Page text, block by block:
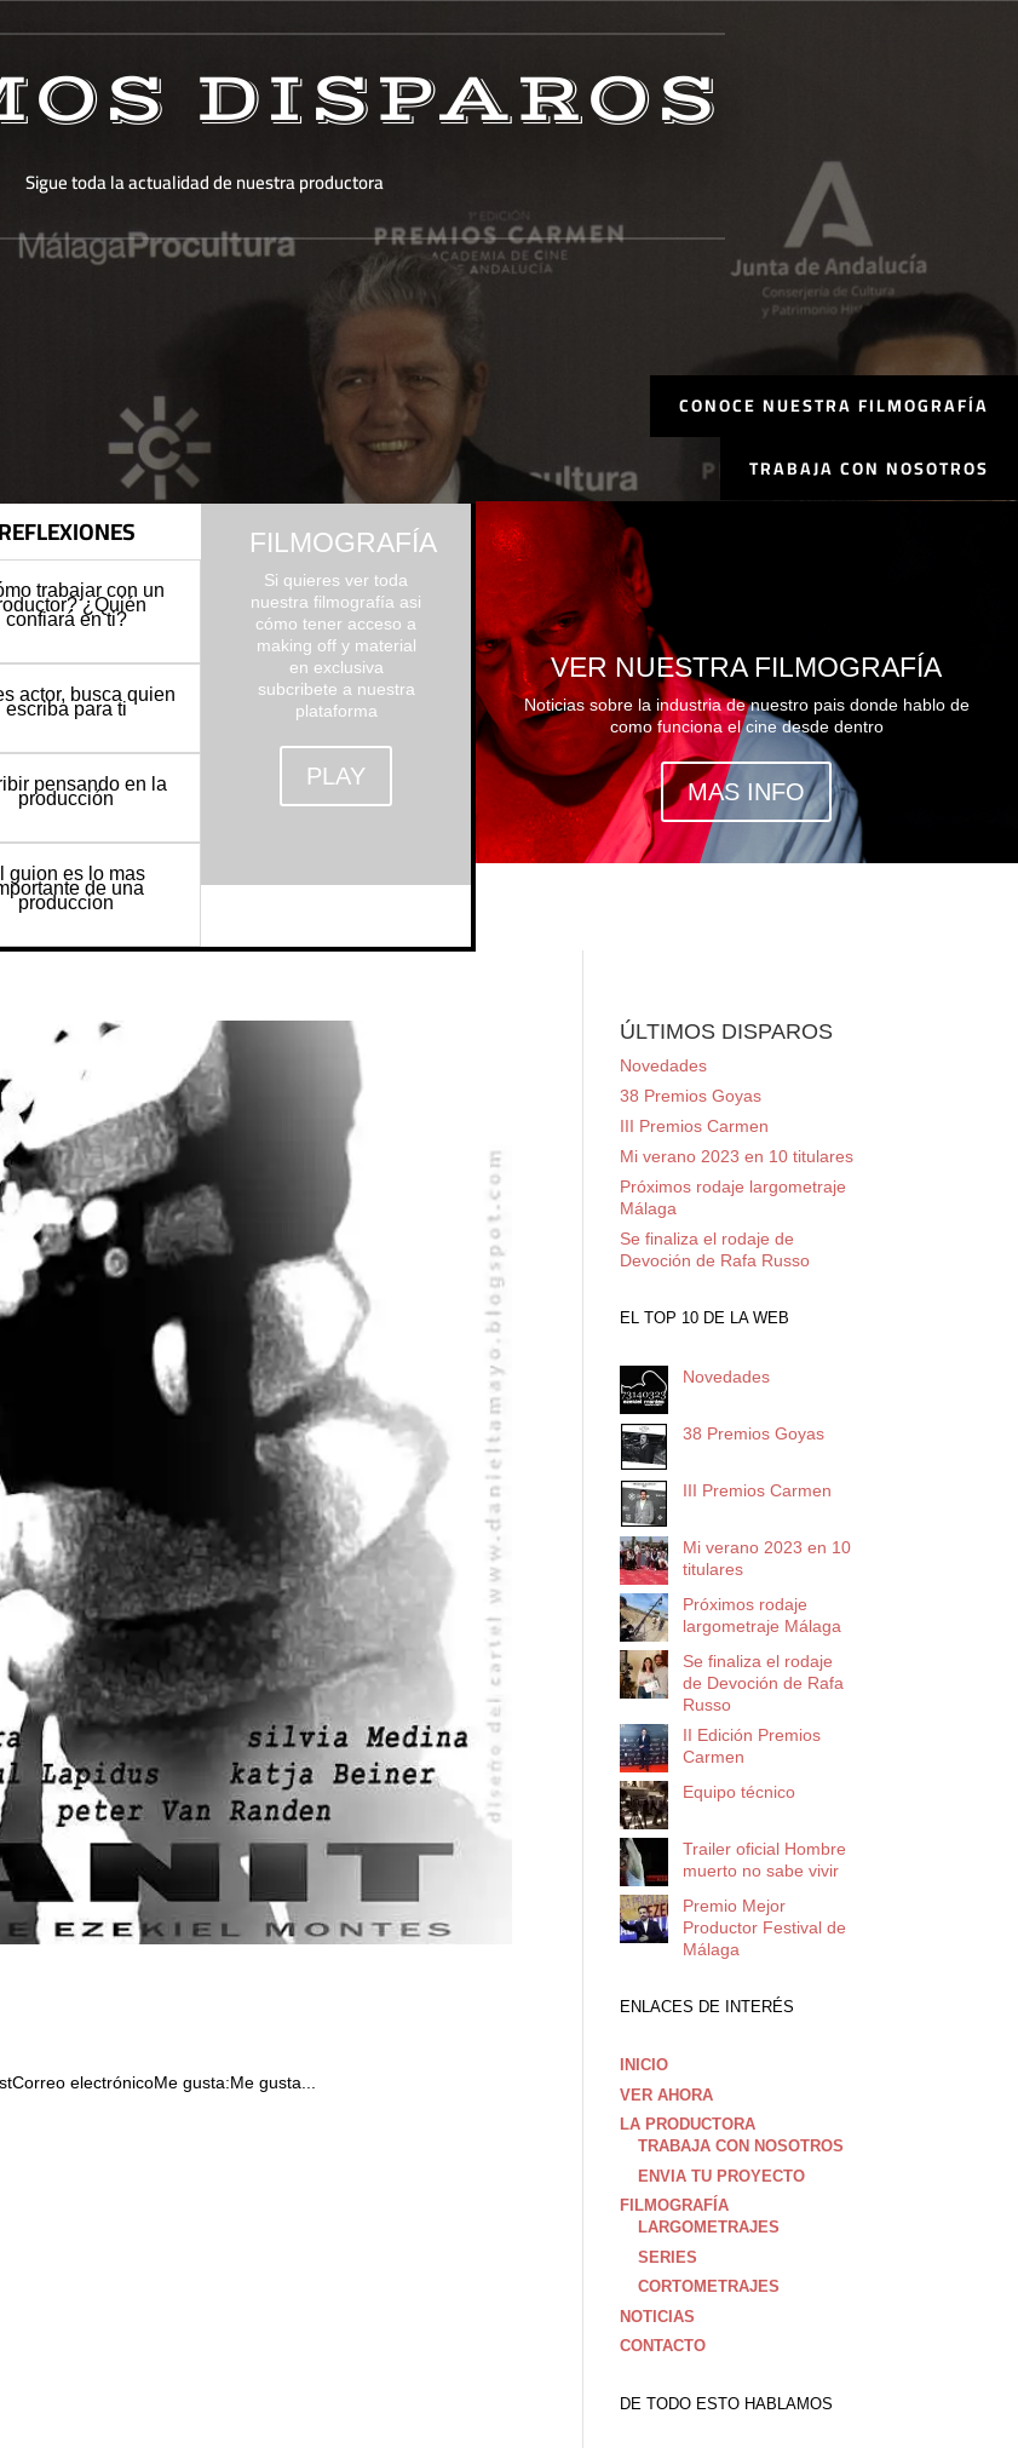
DISPAROS
Sigue toda la actualidad de nuestra productora
REFLEXIONES
trabajar con un
¿Quién
confiará en ti?
actor, busca quien
escriba para ti
pensando en la
producción
guion es lo mas
de una
produccion
FILMOGRAFÍA
Si quieres ver toda
nuestra filmografía asi
cómo tener acceso a
making off y material
en exclusiva
subcribete a nuestra
plataforma
PLAY
CONOCE NUESTRA FILMOGRAFÍA
TRABAJA CON NOSOTROS
VER NUESTRA FILMOGRAFÍA
Noticias sobre la industria de nuestro pais donde hablo de
como funciona el cine desde dentro
MAS INFO
electrónicoMe gusta:Me gusta...
ÚLTIMOS DISPAROS
Novedades
38 Premios Goyas
III Premios Carmen
Mi verano 2023 en 10 titulares
Próximos rodaje largometraje
Málaga
Se finaliza el rodaje de
Devoción de Rafa Russo
EL TOP 10 DE LA WEB
Novedades
38 Premios Goyas
III Premios Carmen
Mi verano 2023 en 10
titulares
Próximos rodaje
largometraje Málaga
Se finaliza el rodaje
de Devoción de Rafa
Russo
II Edición Premios
Carmen
Equipo técnico
Trailer oficial Hombre
muerto no sabe vivir
Premio Mejor
Productor Festival de
Málaga
ENLACES DE INTERÉS
INICIO
VER AHORA
LA PRODUCTORA
TRABAJA CON NOSOTROS
ENVIA TU PROYECTO
FILMOGRAFÍA
LARGOMETRAJES
SERIES
CORTOMETRAJES
NOTICIAS
CONTACTO
DE TODO ESTO HABLAMOS